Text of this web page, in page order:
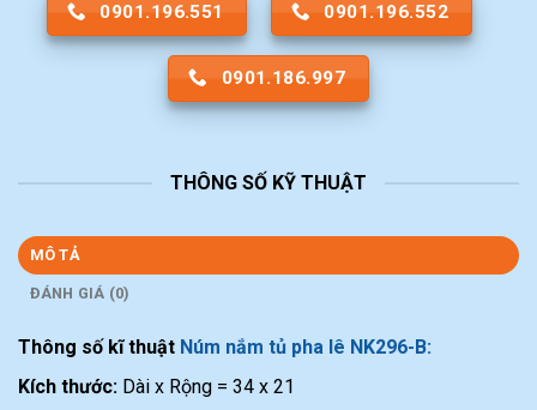
0901.196.551 0901.196.552
0901.186.997
THÔNG SỐ KỸ THUẬT
MÔ TẢ
ĐÁNH GIÁ (0)
Thông số kĩ thuật Núm nắm tủ pha lê NK296-B:
Kích thước: Dài x Rộng = 34 x 21